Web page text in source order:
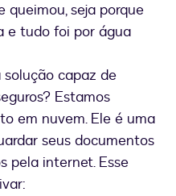
queimou, seja porque
e tudo foi por água
capaz de
Estamos
em nuvem. Ele é uma
seus documentos
pela internet. Esse